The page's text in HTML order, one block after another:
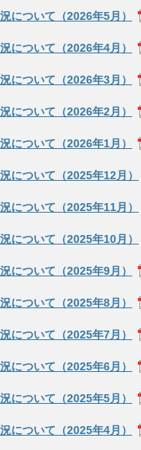
について（2026年5月）
について（2026年4月）
について（2026年3月）
について（2026年2月）
について（2026年1月）
について（2025年12月）
について（2025年11月）
について（2025年10月）
について（2025年9月）
について（2025年8月）
について（2025年7月）
について（2025年6月）
について（2025年5月）
について（2025年4月）